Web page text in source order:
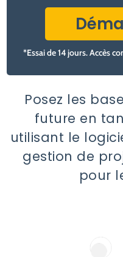
*Essai de 14 jours. Accès
Posez les
future en
utilisant le
gestion de
pour